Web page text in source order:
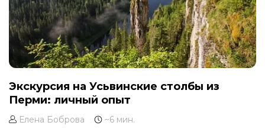
Экскурсия на Усьвинские столбы из
Перми: личный опыт
Елена Боброва ~6 мин.